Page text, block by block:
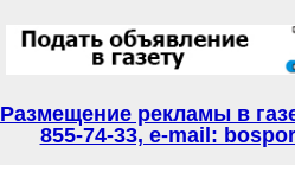
Размещение рекламы в
855-74-33, e-mail: